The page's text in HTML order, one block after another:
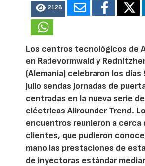
2128
Los centros tecnológicos de
en Radevormwald y
(Alemania) celebraron los días
julio sendas jornadas de
centradas en la nueva serie
eléctricas Allrounder Trend.
encuentros reunieron a cerca
clientes, que pudieron
mano las prestaciones de
de inyectoras estándar